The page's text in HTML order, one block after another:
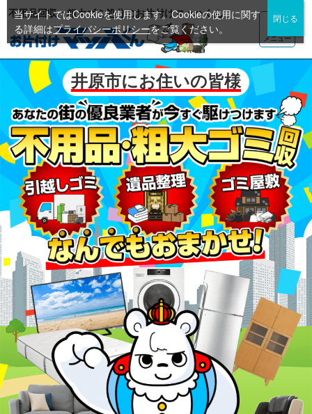
不用品回収・粗大ゴミ処分のお片付けマッハくん
メニュー
井原市にお住いの皆様
当サイトではCookieを使用します。Cookieの使用に関す
る詳細はプライバシーポリシーをご覧ください。